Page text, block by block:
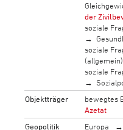
der
soziale
soziale
(allgemein)
soziale
Objektträger
bewegtes
Azetat
Geopolitik
Europa